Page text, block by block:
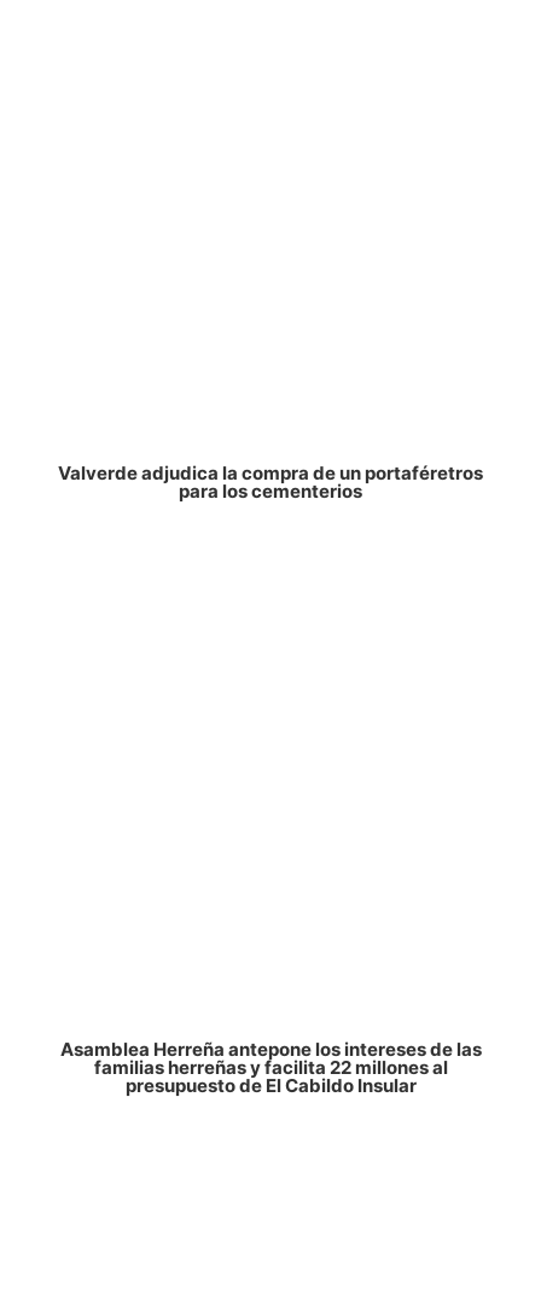
Valverde adjudica la compra de un portaféretros
para los cementerios
Asamblea Herreña antepone los intereses de las
familias herreñas y facilita 22 millones al
presupuesto de El Cabildo Insular